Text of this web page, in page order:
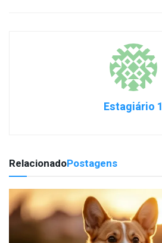
Estagiário 1
RelacionadoPostagens